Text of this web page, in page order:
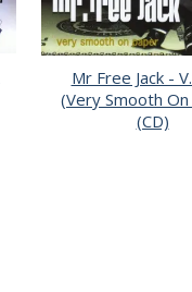
Mr Free Jack -
(Very Smooth
(CD)